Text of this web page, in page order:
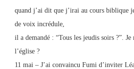
quand j’ai dit que j’irai au cours biblique
de voix incrédule,
il a demandé : “Tous les jeudis soirs ?”. Je
l’église ?
11 mai – J’ai convaincu Fumi d’inviter